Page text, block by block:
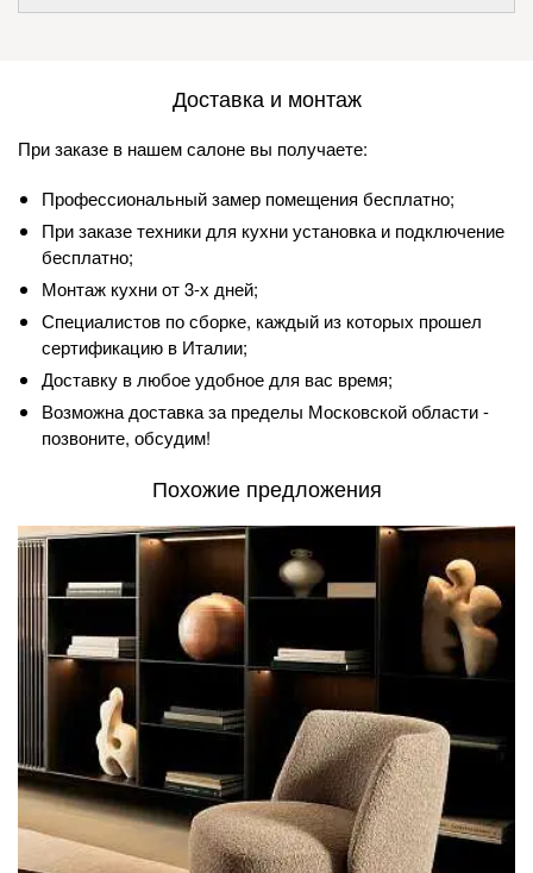
Доставка и монтаж
При заказе в нашем салоне вы получаете:
Профессиональный замер помещения бесплатно;
При заказе техники для кухни установка и подключение
бесплатно;
Монтаж кухни от 3-х дней;
Специалистов по сборке, каждый из которых прошел
сертификацию в Италии;
Доставку в любое удобное для вас время;
Возможна доставка за пределы Московской области -
позвоните, обсудим!
Похожие предложения